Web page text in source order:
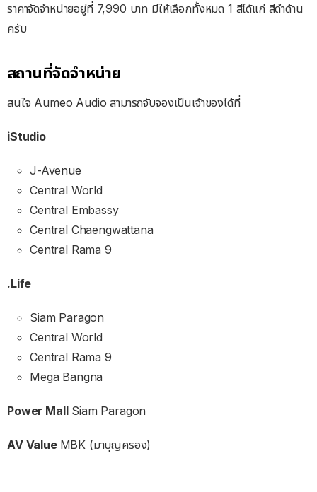
ราคาจัดจำหน่ายอยู่ที่ 7,990 บาท มีให้เลือกทั้งหมด 1 สีได้แก่ สีดำด้าน
ครับ
สถานที่จัดจำหน่าย
สนใจ Aumeo Audio สามารถจับจองเป็นเจ้าของได้ที่
iStudio
J-Avenue
Central World
Central Embassy
Central Chaengwattana
Central Rama 9
.Life
Siam Paragon
Central World
Central Rama 9
Mega Bangna
Power MallSiam Paragon
AV Value MBK (มาบุญครอง)